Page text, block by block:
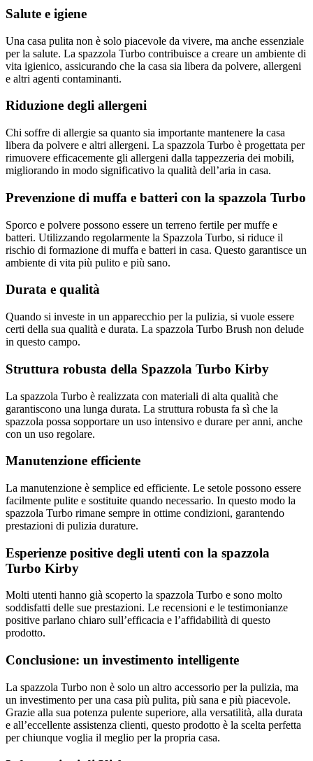
Salute e igiene
Una casa pulita non è solo piacevole da vivere, ma anche essenziale
per la salute. La spazzola Turbo contribuisce a creare un ambiente di
vita igienico, assicurando che la casa sia libera da polvere, allergeni
e altri agenti contaminanti.
Riduzione degli allergeni
Chi soffre di allergie sa quanto sia importante mantenere la casa
libera da polvere e altri allergeni. La spazzola Turbo è progettata per
rimuovere efficacemente gli allergeni dalla tappezzeria dei mobili,
migliorando in modo significativo la qualità dell’aria in casa.
Prevenzione di muffa e batteri con la spazzola Turbo
Sporco e polvere possono essere un terreno fertile per muffe e
batteri. Utilizzando regolarmente la Spazzola Turbo, si riduce il
rischio di formazione di muffa e batteri in casa. Questo garantisce un
ambiente di vita più pulito e più sano.
Durata e qualità
Quando si investe in un apparecchio per la pulizia, si vuole essere
certi della sua qualità e durata. La spazzola Turbo Brush non delude
in questo campo.
Struttura robusta della Spazzola Turbo Kirby
La spazzola Turbo è realizzata con materiali di alta qualità che
garantiscono una lunga durata. La struttura robusta fa sì che la
spazzola possa sopportare un uso intensivo e durare per anni, anche
con un uso regolare.
Manutenzione efficiente
La manutenzione è semplice ed efficiente. Le setole possono essere
facilmente pulite e sostituite quando necessario. In questo modo la
spazzola Turbo rimane sempre in ottime condizioni, garantendo
prestazioni di pulizia durature.
Esperienze positive degli utenti con la spazzola
Turbo Kirby
Molti utenti hanno già scoperto la spazzola Turbo e sono molto
soddisfatti delle sue prestazioni. Le recensioni e le testimonianze
positive parlano chiaro sull’efficacia e l’affidabilità di questo
prodotto.
Conclusione: un investimento intelligente
La spazzola Turbo non è solo un altro accessorio per la pulizia, ma
un investimento per una casa più pulita, più sana e più piacevole.
Grazie alla sua potenza pulente superiore, alla versatilità, alla durata
e all’eccellente assistenza clienti, questo prodotto è la scelta perfetta
per chiunque voglia il meglio per la propria casa.